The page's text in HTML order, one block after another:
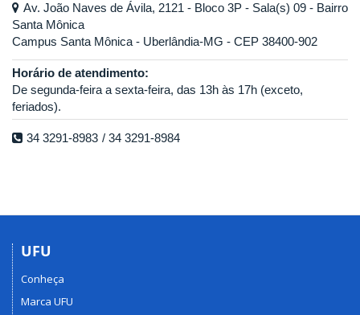
Av. João Naves de Ávila, 2121 - Bloco 3P - Sala(s) 09 - Bairro
Santa Mônica
Campus Santa Mônica - Uberlândia-MG - CEP 38400-902
Horário de atendimento:
De segunda-feira a sexta-feira, das 13h às 17h (exceto,
feriados).
34 3291-8983 34 3291-8984
UFU
Conheça
Marca UFU